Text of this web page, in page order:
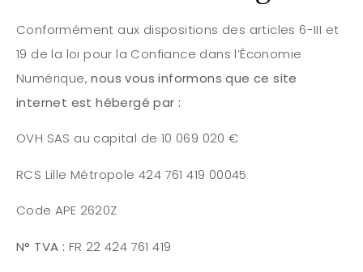
Conformément aux dispositions des articles 6-III et
19 de la loi pour la Confiance dans l’Économie
Numérique,nous vous informons que ce site
internet est hébergé par :
OVH SAS au capital de 10 069 020 €
RCS Lille Métropole 424 761 419 00045
Code APE 2620Z
N° TVA : FR 22 424 761 419